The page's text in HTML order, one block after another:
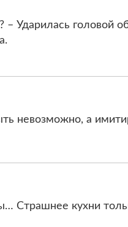
– Ударилась головой
невозможно, а
Страшнее кухни